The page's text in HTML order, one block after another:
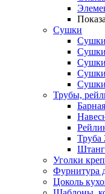
Сушки
Сушки
Сушки
Сушки
Трубы,
Труба
Уголки
Фурнитура
Цоколь